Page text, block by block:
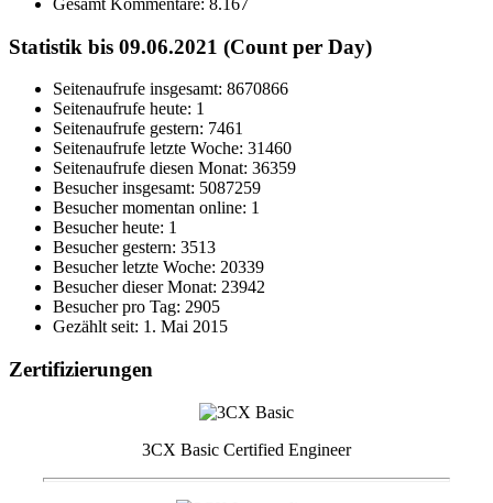
Gesamt Kommentare: 8.167
Statistik bis 09.06.2021 (Count per Day)
Seitenaufrufe insgesamt: 8670866
Seitenaufrufe heute: 1
Seitenaufrufe gestern: 7461
Seitenaufrufe letzte Woche: 31460
Seitenaufrufe diesen Monat: 36359
Besucher insgesamt: 5087259
Besucher momentan online: 1
Besucher heute: 1
Besucher gestern: 3513
Besucher letzte Woche: 20339
Besucher dieser Monat: 23942
Besucher pro Tag: 2905
Gezählt seit: 1. Mai 2015
Zertifizierungen
3CX Basic Certified Engineer